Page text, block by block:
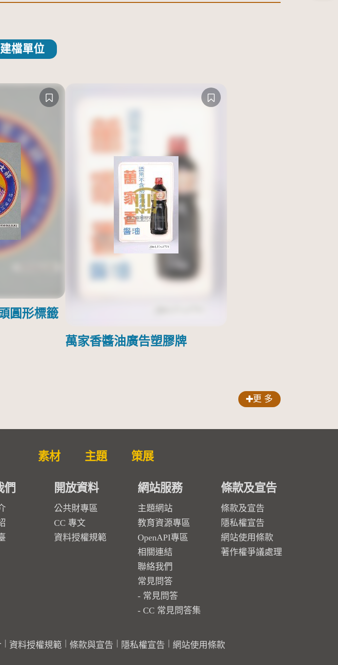
檔單位
圓形標籤
萬家香醬油廣告塑膠牌
更 多
素材 主題 策展
們 開放資料
公共財專區
CC 專文
資料授權規範
網站服務
主題網站
教育資源專區
OpenAPI專區
相關連結
聯絡我們
常見問答
常見問答
CC 常見問答集
條款及宣告
條款及宣告
隱私權宣告
網站使用條款
著作權爭議處理
資料授權規範 條款與宣告 隱私權宣告 網站使用條款